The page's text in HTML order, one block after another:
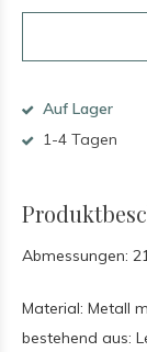
Auf Lager
1-4 Tagen
Abmessungen:
Material: Metall
bestehend aus: